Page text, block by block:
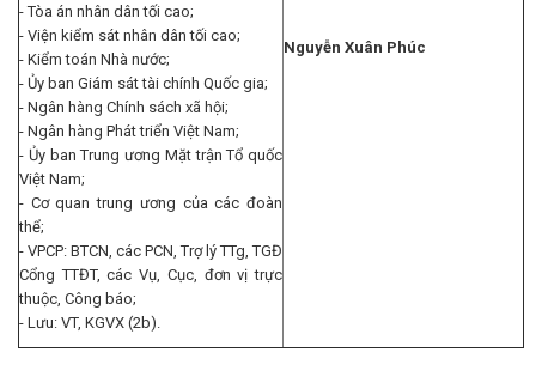
- Tòa án nhân dân tối cao;
- Viện kiểm sát nhân dân tối cao;
- Kiểm toán Nhà nước;
- Ủy ban Giám sát tài chính Quốc gia;
- Ngân hàng Chính sách xã hội;
- Ngân hàng Phát triển Việt Nam;
- Ủy ban Trung ương Mặt trận Tổ quốc
Việt Nam;
- Cơ quan trung ương của các đoàn
thể;
- VPCP: BTCN, các PCN, Trợ lý TTg, TGĐ
Cổng TTĐT, các Vụ, Cục, đơn vị trực
thuộc, Công báo;
- Lưu: VT, KGVX (2b).
Nguyễn Xuân Phúc